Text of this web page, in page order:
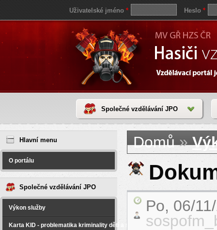
Uživatelské jméno* Heslo*
Společné vzdělávání JPO
Hlavní menu
O portálu
Společné vzdělávání JPO
Výkon služby
Karta KID - problematika kriminality dětí a spáchané na dětech
Jste zde
Domů»
Po, 06/
save
reddit
video
coloring
pages
love
horoscope
today